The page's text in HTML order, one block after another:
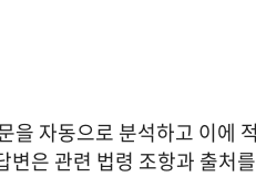
을 자동으로 분석하고 이에
변은 관련 법령 조항과 출처